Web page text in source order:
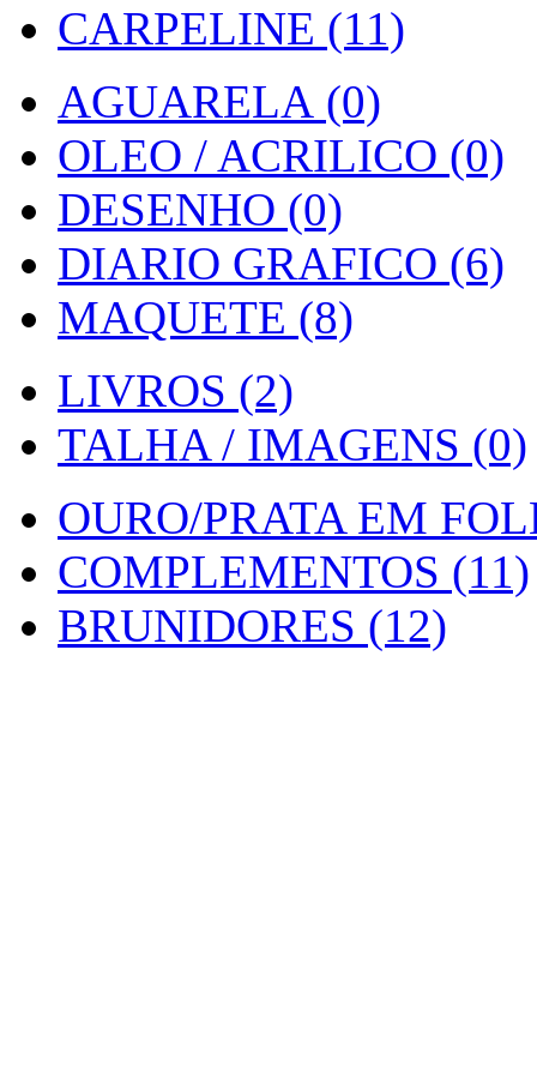
CARPELINE (11)
AGUARELA (0)
OLEO / ACRILICO (0)
DESENHO (0)
DIARIO GRAFICO (6)
MAQUETE (8)
LIVROS (2)
TALHA / IMAGENS (0)
OURO/PRATA EM
COMPLEMENTOS (11)
BRUNIDORES (12)